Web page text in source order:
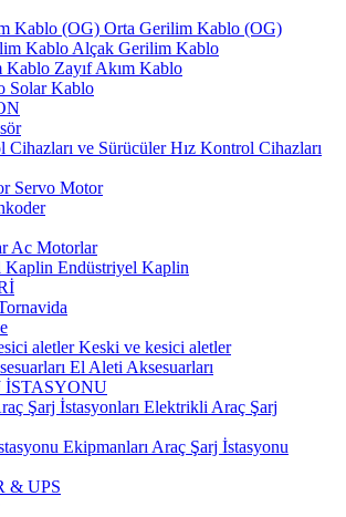
Orta Gerilim Kablo (OG)
Alçak Gerilim Kablo
Zayıf Akım Kablo
Solar Kablo
Hız Kontrol Cihazları
Servo Motor
Ac Motorlar
Endüstriyel Kaplin
Keski ve kesici aletler
El Aleti Aksesuarları
İSTASYONU
Elektrikli Araç Şarj
Araç Şarj İstasyonu
& UPS